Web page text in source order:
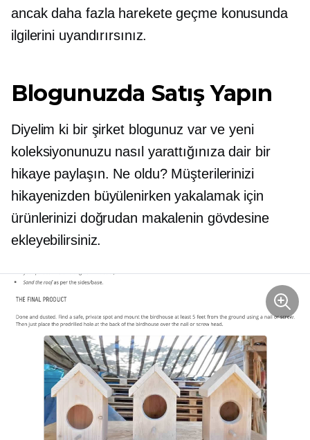
ancak daha fazla harekete geçme konusunda
ilgilerini uyandırırsınız.
Blogunuzda Satış Yapın
Diyelim ki bir şirket blogunuz var ve yeni
koleksiyonunuzu nasıl yarattığınıza dair bir
hikaye paylaşın. Ne oldu? Müşterilerinizi
hikayenizden büyülenirken yakalamak için
ürünlerinizi doğrudan makalenin gövdesine
ekleyebilirsiniz.